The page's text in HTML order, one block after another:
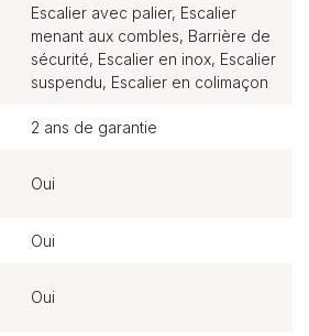
Escalier avec palier, Escalier
menant aux combles, Barrière de
sécurité, Escalier en inox, Escalier
suspendu, Escalier en colimaçon
2 ans de garantie
Oui
Oui
Oui